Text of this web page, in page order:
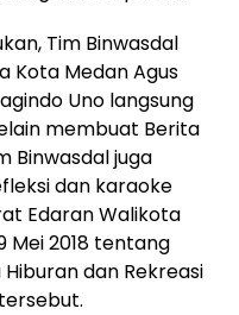
Tim Binwasdal
Kota Medan Agus
Uno langsung
membuat Berita
Binwasdal juga
dan karaoke
Edaran Walikota
Mei 2018 tentang
dan Rekreasi